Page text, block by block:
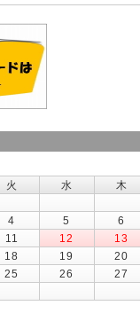
火 水 木
4 5 6
11 12 13
18 19 20
25 26 27